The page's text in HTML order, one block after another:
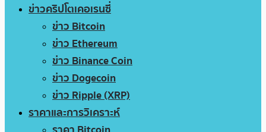
ข่าวคริปโตเคอเรนซี่
ข่าว Bitcoin
ข่าว Ethereum
ข่าว Binance Coin
ข่าว Dogecoin
ข่าว Ripple (XRP)
ราคาและการวิเคราะห์